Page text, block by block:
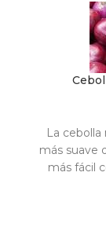
La
más suave
más fácil